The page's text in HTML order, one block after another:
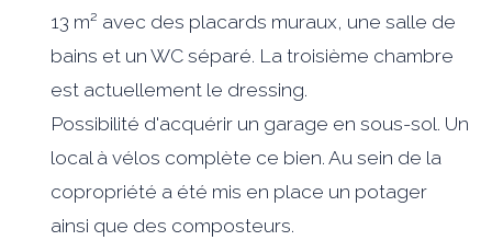
13 m² avec des placards muraux, une salle de
bains et un WC séparé. La troisième chambre
est actuellement le dressing.
Possibilité d'acquérir un garage en sous-sol. Un
local à vélos complète ce bien. Au sein de la
copropriété a été mis en place un potager
ainsi que des composteurs.